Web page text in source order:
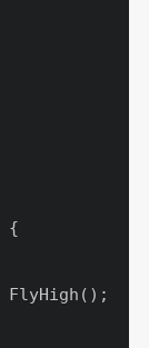
{
FlyHigh();